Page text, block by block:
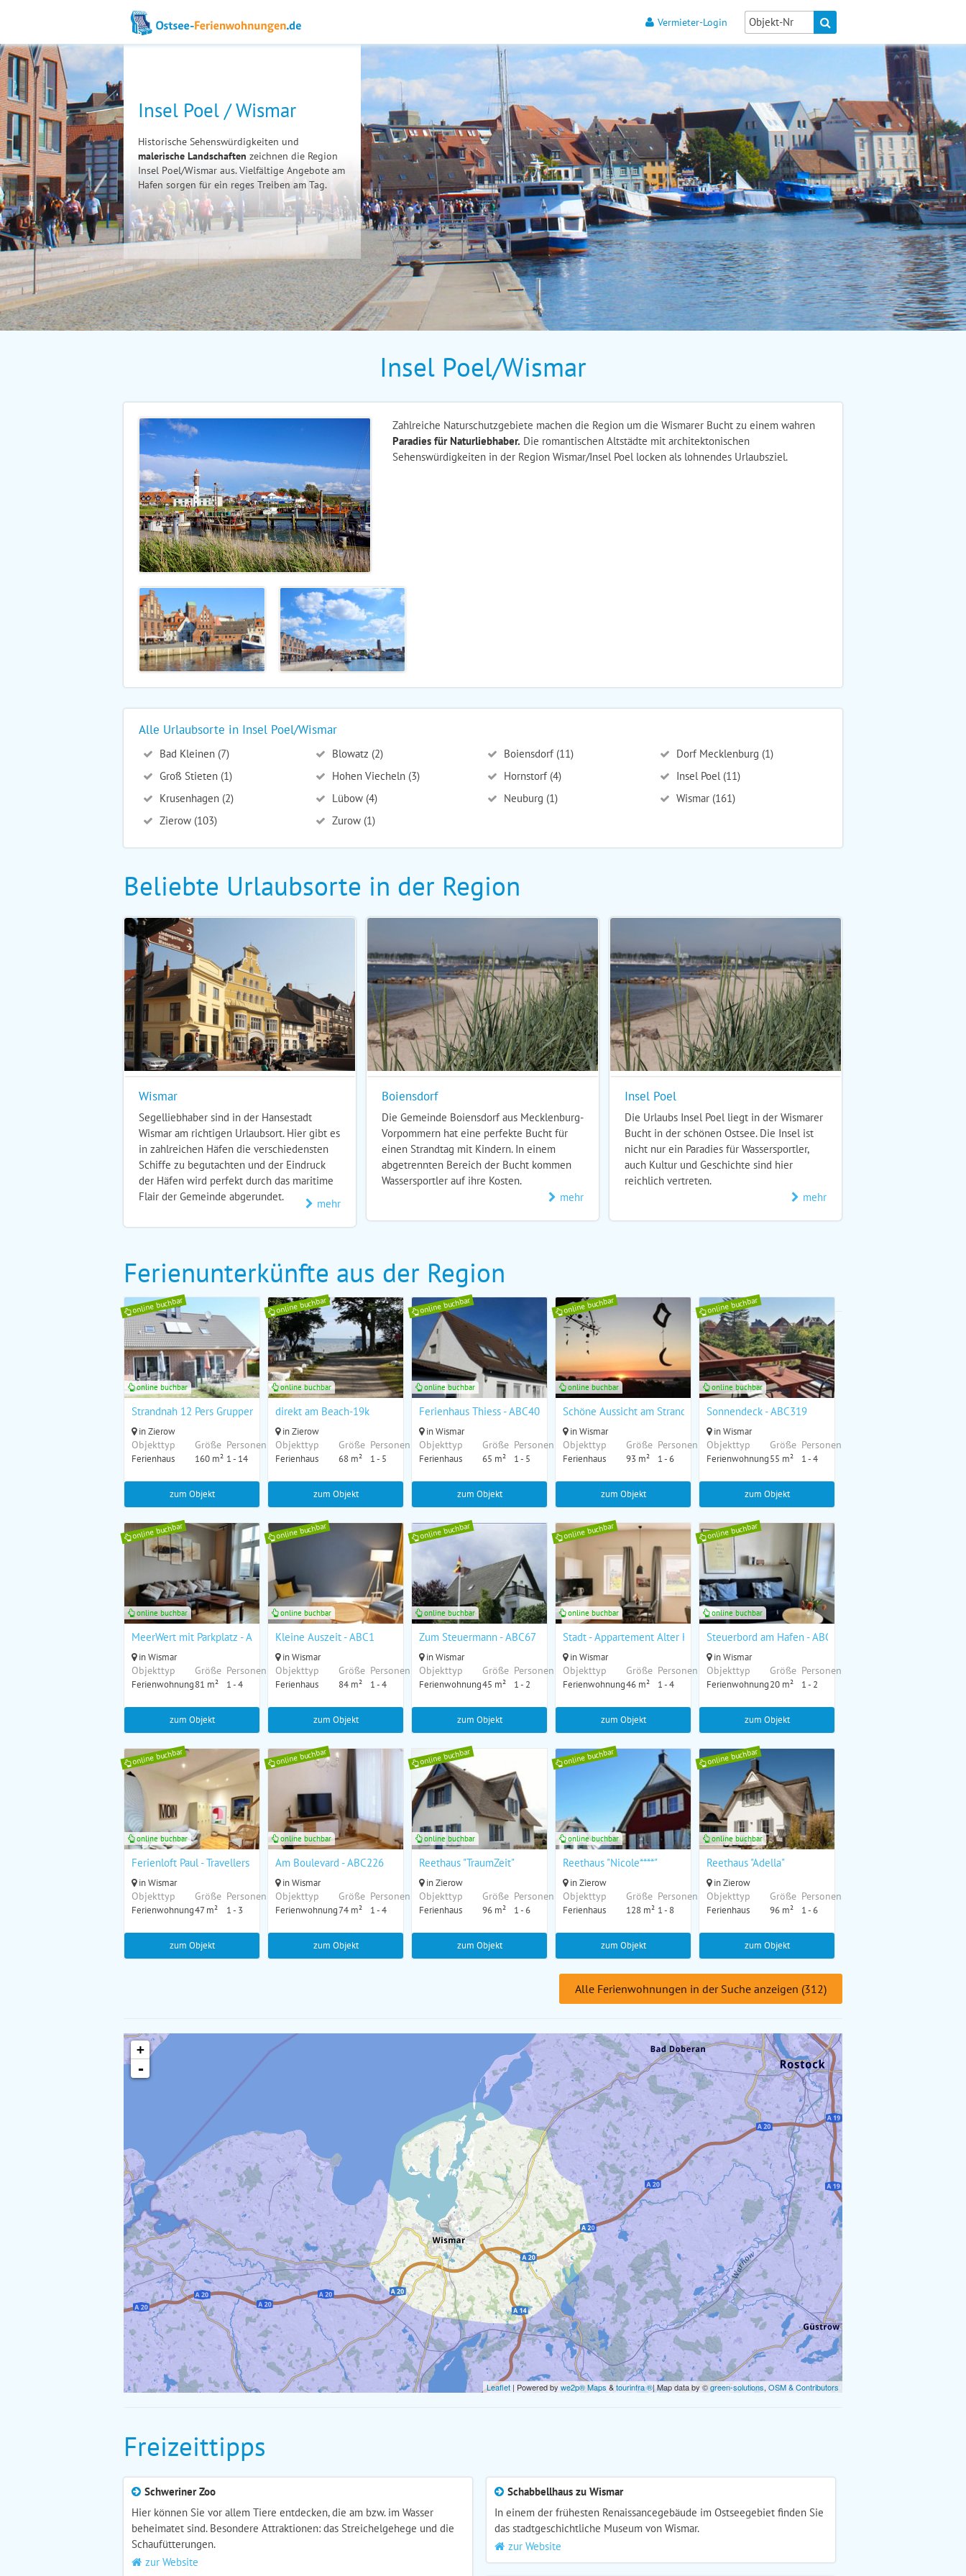
Insel Poel / Wismar
Historische Sehenswürdigkeiten und
malerische Landschaften zeichnen die Region
Insel Poel/Wismar aus. Vielfältige Angebote am
Hafen sorgen für ein reges Treiben am Tag.
Vermieter-Login
Insel Poel/Wismar
Zahlreiche Naturschutzgebiete machen die Region um die Wismarer Bucht zu einem wahren
Paradies für Naturliebhaber. Die romantischen Altstädte mit architektonischen
Sehenswürdigkeiten in der Region Wismar/Insel Poel locken als lohnendes Urlaubsziel.
Alle Urlaubsorte in Insel Poel/Wismar
Bad Kleinen (7) Blowatz (2) Boiensdorf (11)
Dorf Mecklenburg (1)
Groß Stieten (1)
Hohen Viecheln (3) Hornstorf (4)
Insel Poel (11)
Krusenhagen (2)
Lübow (4) Neuburg (1)
Wismar (161)
Zierow (103)
Zurow (1)
Beliebte Urlaubsorte in der Region
Wismar
Segelliebhaber sind in der Hansestadt
Wismar am richtigen Urlaubsort. Hier gibt es
in zahlreichen Häfen die verschiedensten
Schiffe zu begutachten und der Eindruck
der Häfen wird perfekt durch das maritime
Flair der Gemeinde abgerundet.
mehr
Boiensdorf
Die Gemeinde Boiensdorf aus Mecklenburg-
Vorpommern hat eine perfekte Bucht für
einen Strandtag mit Kindern. In einem
abgetrennten Bereich der Bucht kommen
Wassersportler auf ihre Kosten.
mehr
Insel Poel
Die Urlaubs Insel Poel liegt in der Wismarer
Bucht in der schönen Ostsee. Die Insel ist
nicht nur ein Paradies für Wassersportler,
auch Kultur und Geschichte sind hier
reichlich vertreten.
mehr
Ferienunterkünfte aus der Region
online buchbar
Strandnah 12 Pers Gruppenhaus K4
in Zierow
Objekttyp
Ferienhaus
Größe
160 m²
Personen
1 - 14
online buchbar
zum Objekt
online buchbar
direkt am Beach-19k
in Zierow
Objekttyp
Ferienhaus
Größe
68 m²
Personen
1 - 5
online buchbar
zum Objekt
online buchbar
Ferienhaus Thiess - ABC402
in Wismar
Objekttyp
Ferienhaus
Größe
65 m²
Personen
1 - 5
online buchbar
zum Objekt
online buchbar
Schöne Aussicht am Strand - ABC304
in Wismar
Objekttyp
Ferienhaus
Größe
93 m²
Personen
1 - 6
online buchbar
zum Objekt
online buchbar
Sonnendeck - ABC319
in Wismar
Objekttyp
Ferienwohnung
Größe
55 m²
Personen
1 - 4
online buchbar
zum Objekt
online buchbar
MeerWert mit Parkplatz - ABC297
in Wismar
Objekttyp
Ferienwohnung
Größe
81 m²
Personen
1 - 4
online buchbar
zum Objekt
online buchbar
Kleine Auszeit - ABC1
in Wismar
Objekttyp
Ferienhaus
Größe
84 m²
Personen
1 - 4
online buchbar
zum Objekt
online buchbar
Zum Steuermann - ABC67
in Wismar
Objekttyp
Ferienwohnung
Größe
45 m²
Personen
1 - 2
online buchbar
zum Objekt
online buchbar
Stadt - Appartement Alter Holzhafen - ABC4
in Wismar
Objekttyp
Ferienwohnung
Größe
46 m²
Personen
1 - 4
online buchbar
zum Objekt
online buchbar
Steuerbord am Hafen - ABC90
in Wismar
Objekttyp
Ferienwohnung
Größe
20 m²
Personen
1 - 2
online buchbar
zum Objekt
online buchbar
Ferienloft Paul - Travellers Lodge 75 - ABC598
in Wismar
Objekttyp
Ferienwohnung
Größe
47 m²
Personen
1 - 3
online buchbar
zum Objekt
online buchbar
Am Boulevard - ABC226
in Wismar
Objekttyp
Ferienwohnung
Größe
74 m²
Personen
1 - 4
online buchbar
zum Objekt
online buchbar
Reethaus "TraumZeit"
in Zierow
Objekttyp
Ferienhaus
Größe
96 m²
Personen
1 - 6
online buchbar
zum Objekt
online buchbar
Reethaus "Nicole****"
in Zierow
Objekttyp
Ferienhaus
Größe
128 m²
Personen
1 - 8
online buchbar
zum Objekt
online buchbar
Reethaus "Adella"
in Zierow
Objekttyp
Ferienhaus
Größe
96 m²
Personen
1 - 6
online buchbar
zum Objekt
Alle Ferienwohnungen in der Suche anzeigen (312)
+
-
Leaflet | Powered bywe2p® Maps &tourinfra ®| Map data by ©green-solutions, OSM & Contributors
Freizeittipps
Schweriner Zoo
Hier können Sie vor allem Tiere entdecken, die am bzw. im Wasser
beheimatet sind. Besondere Attraktionen: das Streichelgehege und die
Schaufütterungen.
zur Website
Schabbellhaus zu Wismar
In einem der frühesten Renaissancegebäude im Ostseegebiet finden Sie
das stadtgeschichtliche Museum von Wismar.
zur Website